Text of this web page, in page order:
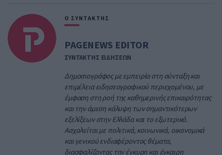
Ο ΣΥΝΤΑΚΤΗΣ
PAGENEWS EDITOR
ΣΥΝΤΑΚΤΗΣ ΕΙΔΗΣΕΩΝ
Δημοσιογράφος με εμπειρία στη σύνταξη και
επιμέλεια ειδησεογραφικού περιεχομένου, με
έμφαση στη ροή της καθημερινής επικαιρότητας
και την άμεση κάλυψη των σημαντικότερων
εξελίξεων στην Ελλάδα και το εξωτερικό.
Ασχολείται με πολιτικά, κοινωνικά, οικονομικά
και γενικού ενδιαφέροντος θέματα,
διασφαλίζοντας την έγκυρη και έγκαιρη